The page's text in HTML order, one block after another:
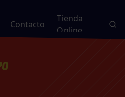
Contacto
Tienda
Online